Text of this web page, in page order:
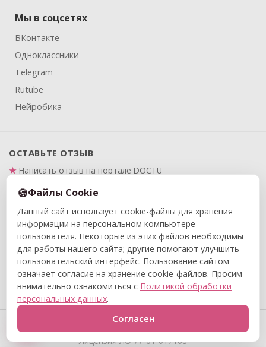
Мы в соцсетях
ВКонтакте
Одноклассники
Telegram
Rutube
Нейробика
ОСТАВЬТЕ ОТЗЫВ
Написать отзыв на портале DOCTU
Написать отзыв на Яндекс.Картах
ПРАВОВАЯ ИНФОРМАЦИЯ
Политика в отношении обработки и защиты
персональных данных
Политика конфиденциальности
Договор публичной оферты
© 2015–2026 ООО «Центр реабилитации и адаптивной
Лицензия ЛО 77-01-017168
Файлы Cookie
Данный сайт использует cookie-файлы для хранения
информации на персональном компьютере
пользователя. Некоторые из этих файлов необходимы
для работы нашего сайта; другие помогают улучшить
пользовательский интерфейс. Пользование сайтом
означает согласие на хранение cookie-файлов. Просим
внимательно ознакомиться с Политикой обработки
персональных данных.
Согласен